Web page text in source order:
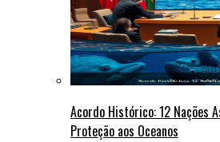
Acordo Histórico: 12 Nações
Proteção aos Oceanos